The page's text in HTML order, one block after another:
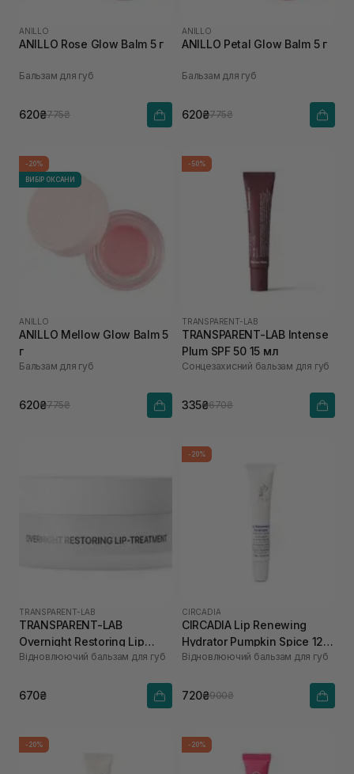
ANILLO
ANILLO Rosе Glow Balm 5 г
Бальзам для губ
620₴775₴
ANILLO
ANILLO Petal Glow Balm 5 г
Бальзам для губ
620₴775₴
-20%
ВИБІР ОКСАНИ
ANILLO
ANILLO Mellow Glow Balm 5
г
Бальзам для губ
620₴775₴
-50%
TRANSPARENT-LAB
TRANSPARENT-LAB Intense
Plum SPF 50 15 мл
Сонцезахисний бальзам для губ
335₴670₴
TRANSPARENT-LAB
TRANSPARENT-LAB
Overnight Restoring Lip
Treatment 15 мл
Відновлюючий бальзам для губ
670₴
-20%
CIRCADIA
CIRCADIA Lip Renewing
Hydrator Pumpkin Spice 12
мл
Відновлюючий бальзам для губ
720₴900₴
-20% -20%